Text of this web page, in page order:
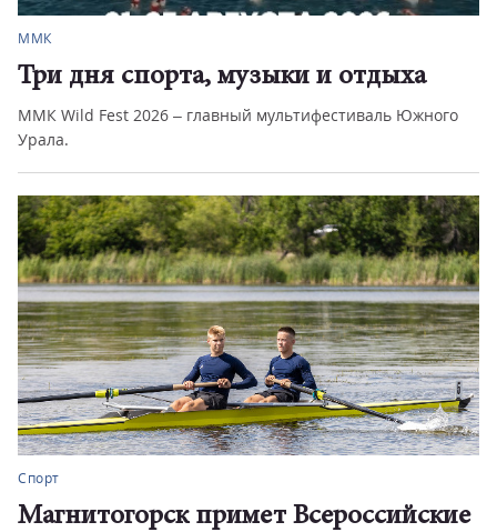
ММК
Три дня спорта, музыки и отдыха
ММК Wild Fest 2026 – главный мультифестиваль Южного
Урала.
Спорт
Магнитогорск примет Всероссийские